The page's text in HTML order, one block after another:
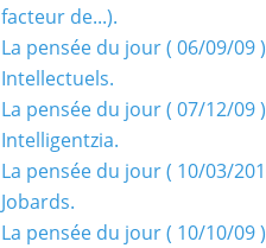
facteur de...).
La pensée du jour ( 06/09/09
Intellectuels.
La pensée du jour ( 07/12/09
Intelligentzia.
La pensée du jour ( 10/03/
Jobards.
La pensée du jour ( 10/10/09